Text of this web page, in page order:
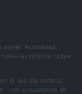
Actualidad,
las noticias sobre
el uso del material
: nos ocuparemos de